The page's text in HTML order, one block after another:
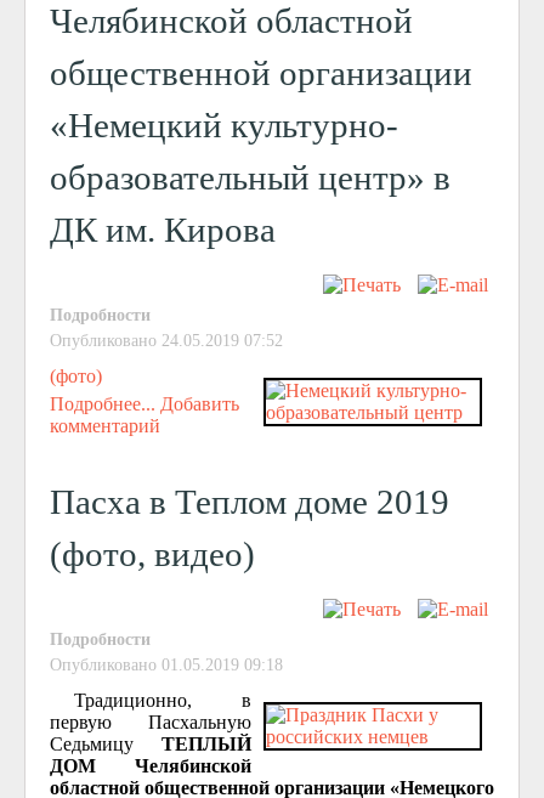
Челябинской областной
общественной организации
«Немецкий культурно-
образовательный центр» в
ДК им. Кирова
Подробности
Опубликовано 24.05.2019 07:52
(фото)
Подробнее... Добавить
комментарий
Пасха в Теплом доме 2019
(фото, видео)
Подробности
Опубликовано 01.05.2019 09:18
Традиционно, в
первую Пасхальную
Седьмицу ТЕПЛЫЙ
ДОМ Челябинской
областной общественной организации «Немецкого